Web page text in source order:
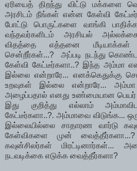
ஏரியைத் திறந்து விட்டு மக்களை
அரசிடம் நீங்கள் என்ன கேள்வி
போட்டு பொருட்களை வாங்கி
வந்தவர்களிடம் அரசியல்
விதத்தை எத்தனை
சென்றீர்கள்...? அப்படி நடந்து கொண்ட
கேள்வி கேட்டீர்களா..? இந்த அம்மா
இல்லை என்றாரே... எனக்கெதுக்கு
உறவுகள் இல்லை என்றாரே...
அழைப்பதால் எனது உண்மையான பெயர்
இது குறித்து எல்லாம்
கேட்டீர்களா..?. அம்மாவை விடுங்க...
இல்லையில்லை சாதாரண வார்டு
கேள்விகளை முன்
கவுன்சிலர்கள் மிரட்டினார்கள்...
நடவடிக்கை எடுக்க வைத்தீர்களா?